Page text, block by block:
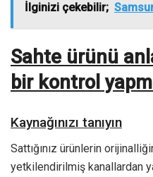
İlginizi çekebilir;
Sahte ürünü
bir kontrol
Kaynağınızı tanıyın
Sattığınız ürünlerin
yetkilendirilmiş kanallardan